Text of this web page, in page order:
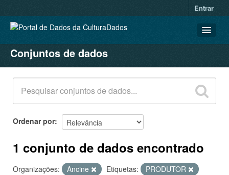
Entrar
CONJUNTOS DE DADOS
ORGANIZAÇÕES
GRUPOS
SOBRE
Conjuntos de dados
Ordenar por
1 conjunto de dados encontrado
Organizações: Ancine Etiquetas:
PRODUTOR